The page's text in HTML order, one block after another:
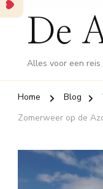
De
Alles voor een
Home Blog
Zomerweer op de